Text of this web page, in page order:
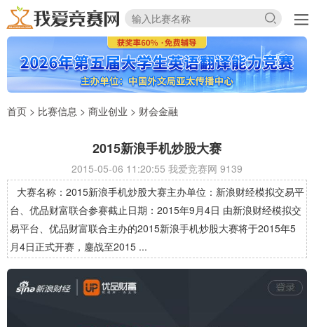
首页 > 比赛信息 > 商业创业 > 财会金融
2015新浪手机炒股大赛
2015-05-06 11:20:55 我爱竞赛网 9139
大赛名称：2015新浪手机炒股大赛主办单位：新浪财经模拟交易平
台、优品财富联合参赛截止日期：2015年9月4日 由新浪财经模拟交
易平台、优品财富联合主办的2015新浪手机炒股大赛将于2015年5
月4日正式开赛，鏖战至2015 ...